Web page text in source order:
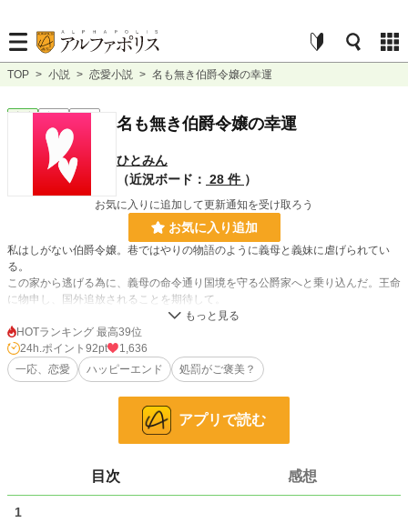
TOP > 小説 > 恋愛小説 > 名も無き伯爵令嬢の幸運
完結 短編 名も無き伯爵令嬢の幸運
ひとみん
（近況ボード： 28 件 ）
お気に入りに追加して更新通知を受け取ろう
お気に入り追加
私はしがない伯爵令嬢。巷ではやりの物語のように義母と義妹に虐げられてい
る。
この家から逃げる為に、義母の命令通り国境を守る公爵家へと乗り込んだ。王命
に物申し、国外追放されることを期待して。
なのに、何故だろう・・・乗り込んだ先の公爵夫人が決めたという私に対する処
罰がご褒美としか言いようがなくて・・・
名も無きモブ令嬢が幸せになる話。まじ、名前出てきません・・・・
*「転生魔女は国盗りを望む」にチラッとしか出てこない、名も無きモブ『一人
34話の本人視点みたいな感じです。
本編を読まなくとも、多分、大丈夫だと思いますが、本編もよろしくお願いしま
https://www.alphapolis.co.jp/novel/618422773/930884405
HOTランキング 最高39位
24h.ポイント 92pt
1,636
一応、恋愛
ハッピーエンド 処罰がご褒美？
アプリで読む
目次 感想
1